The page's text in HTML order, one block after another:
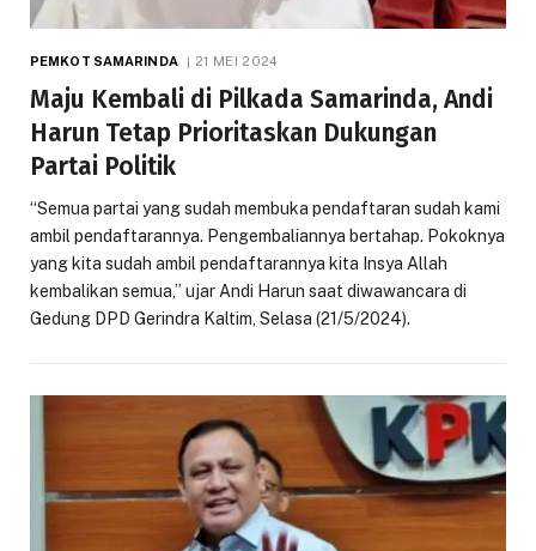
PEMKOT SAMARINDA 21 MEI 2024
Maju Kembali di Pilkada Samarinda, Andi
Harun Tetap Prioritaskan Dukungan
Partai Politik
“Semua partai yang sudah membuka pendaftaran sudah kami
ambil pendaftarannya. Pengembaliannya bertahap. Pokoknya
yang kita sudah ambil pendaftarannya kita Insya Allah
kembalikan semua,” ujar Andi Harun saat diwawancara di
Gedung DPD Gerindra Kaltim, Selasa (21/5/2024).